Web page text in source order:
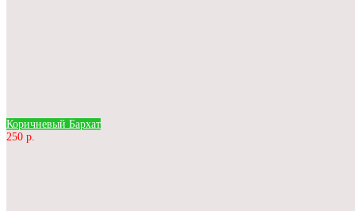
Коричневый Бархат
250 р.